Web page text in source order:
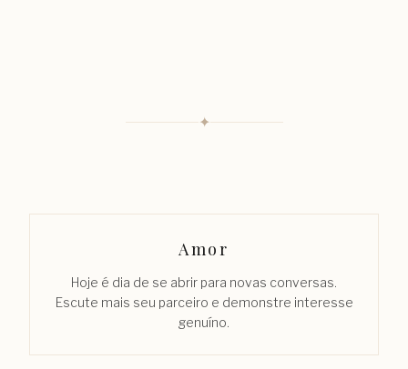
✦
Amor
Hoje é dia de se abrir para novas conversas.
Escute mais seu parceiro e demonstre interesse
genuíno.